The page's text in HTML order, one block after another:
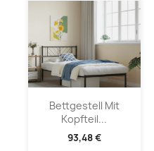
Bettgestell Mit
Kopfteil...
93,48 €